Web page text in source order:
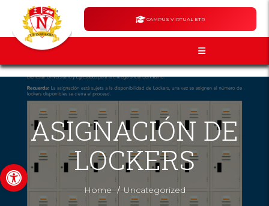
Abrir barra de herramientas
CAMPUS VIRTUAL ETR
ASIGNACIÓN DE
LOCKERS
Home / Uncategorized